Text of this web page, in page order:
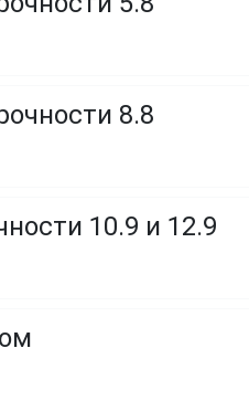
8.8
10.9 и 12.9